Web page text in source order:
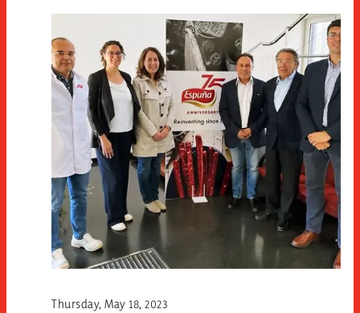
Thursday, May 18, 2023